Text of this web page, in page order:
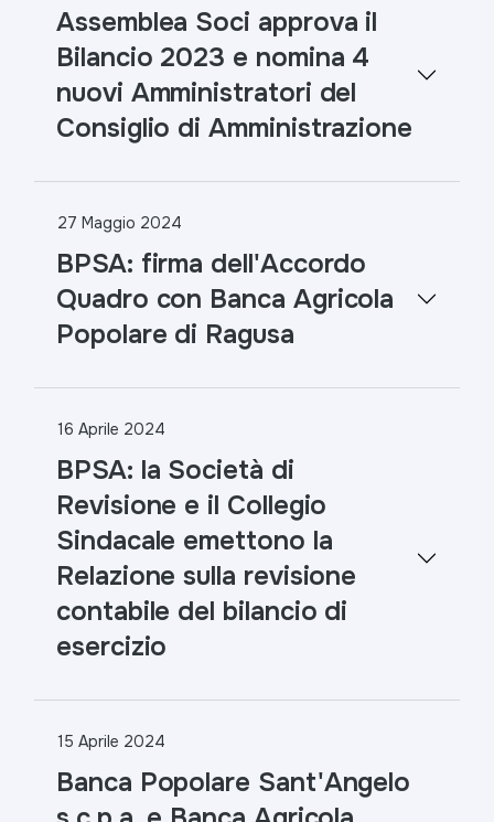
Assemblea Soci approva il
Bilancio 2023 e nomina 4
nuovi Amministratori del
Consiglio di Amministrazione
27 Maggio 2024
BPSA: firma dell'Accordo
Quadro con Banca Agricola
Popolare di Ragusa
16 Aprile 2024
BPSA: la Società di
Revisione e il Collegio
Sindacale emettono la
Relazione sulla revisione
contabile del bilancio di
esercizio
15 Aprile 2024
Banca Popolare Sant'Angelo